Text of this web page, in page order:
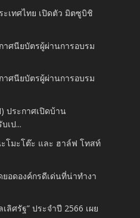
เทศไทย เปิดตัว มิตซูบิชิ
ศนียบัตรผู้ผ่านการอบรม
ศนียบัตรผู้ผ่านการอบรม
ประกาศเปิดบ้าน
เป...
โมะโต๊ะ และ ฮาล์ฟ โทสท์
ยอดองค์กรดีเด่นที่น่าทำงา
ลิศรัฐ” ประจำปี 2566 เผย